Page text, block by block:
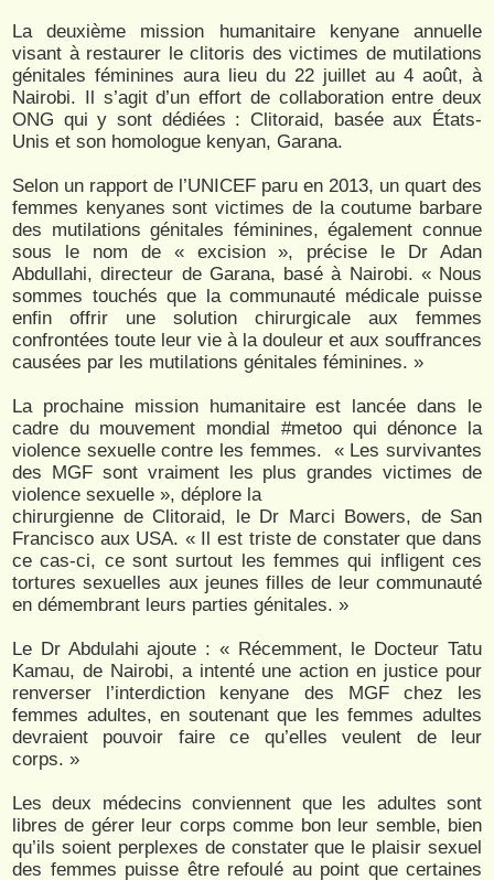
La deuxième mission humanitaire kenyane annuelle
visant à restaurer le clitoris des victimes de mutilations
génitales féminines aura lieu du 22 juillet au 4 août, à
Nairobi. Il s’agit d’un effort de collaboration entre deux
ONG qui y sont dédiées : Clitoraid, basée aux États-
Unis et son homologue kenyan, Garana.
Selon un rapport de l’UNICEF paru en 2013, un quart des
femmes kenyanes sont victimes de la coutume barbare
des mutilations génitales féminines, également connue
sous le nom de « excision », précise le Dr Adan
Abdullahi, directeur de Garana, basé à Nairobi. « Nous
sommes touchés que la communauté médicale puisse
enfin offrir une solution chirurgicale aux femmes
confrontées toute leur vie à la douleur et aux souffrances
causées par les mutilations génitales féminines. »
La prochaine mission humanitaire est lancée dans le
cadre du mouvement mondial #metoo qui dénonce la
violence sexuelle contre les femmes. « Les survivantes
des MGF sont vraiment les plus grandes victimes de
violence sexuelle », déplore la
chirurgienne de Clitoraid, le Dr Marci Bowers, de San
Francisco aux USA. « Il est triste de constater que dans
ce cas-ci, ce sont surtout les femmes qui infligent ces
tortures sexuelles aux jeunes filles de leur communauté
en démembrant leurs parties génitales. »
Le Dr Abdulahi ajoute : « Récemment, le Docteur Tatu
Kamau, de Nairobi, a intenté une action en justice pour
renverser l’interdiction kenyane des MGF chez les
femmes adultes, en soutenant que les femmes adultes
devraient pouvoir faire ce qu’elles veulent de leur
corps. »
Les deux médecins conviennent que les adultes sont
libres de gérer leur corps comme bon leur semble, bien
qu’ils soient perplexes de constater que le plaisir sexuel
des femmes puisse être refoulé au point que certaines